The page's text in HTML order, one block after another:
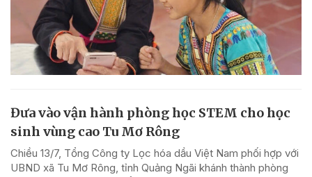
Đưa vào vận hành phòng học STEM cho học
sinh vùng cao Tu Mơ Rông
Chiều 13/7, Tổng Công ty Lọc hóa dầu Việt Nam phối hợp với
UBND xã Tu Mơ Rông, tỉnh Quảng Ngãi khánh thành phòng